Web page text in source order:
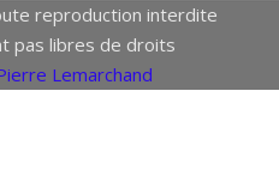
reproduction interdite
pas libres de droits
Lemarchand